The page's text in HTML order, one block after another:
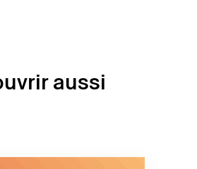
aussi